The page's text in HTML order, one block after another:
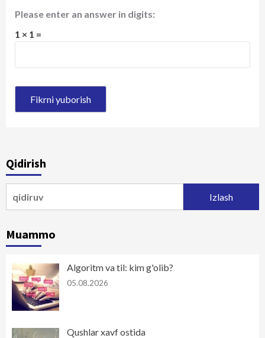
Please enter an answer in digits:
1 × 1 =
Qidirish
Muammo
Algoritm va til: kim g'olib?
05.08.2026
Qushlar xavf ostida